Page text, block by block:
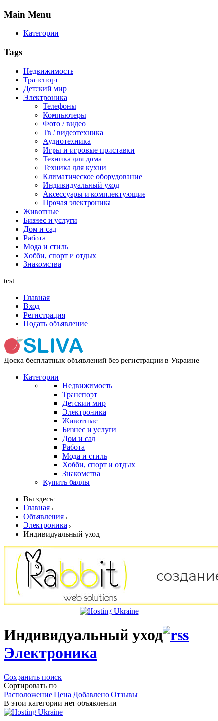
Main Menu
Категории
Tags
Недвижимость
Транспорт
Детский мир
Электроника
Телефоны
Компьютеры
Фото / видео
Тв / видеотехника
Аудиотехника
Игры и игровые приставки
Техника для дома
Техника для кухни
Климатическое оборудование
Индивидуальный уход
Аксессуары и комплектующие
Прочая электроника
Животные
Бизнес и услуги
Дом и сад
Работа
Мода и стиль
Хобби, спорт и отдых
Знакомства
test
Главная
Вход
Регистрация
Подать объявление
Доска бесплатных объявлений без регистрации в Украине
Категории
Недвижимость
Транспорт
Детский мир
Электроника
Животные
Бизнес и услуги
Дом и сад
Работа
Мода и стиль
Хобби, спорт и отдых
Знакомства
Купить баллы
Вы здесь:
Главная
Объявления
Электроника
Индивидуальный уход
Индивидуальный уход
Электроника
Сохранить поиск
Сортировать по
Расположение Цена Добавлено Отзывы
В этой категории нет объявлений